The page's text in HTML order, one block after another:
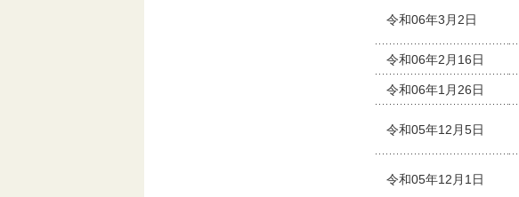
令和06年3月2日
令和06年2月16日
令和06年1月26日
令和05年12月5日
令和05年12月1日